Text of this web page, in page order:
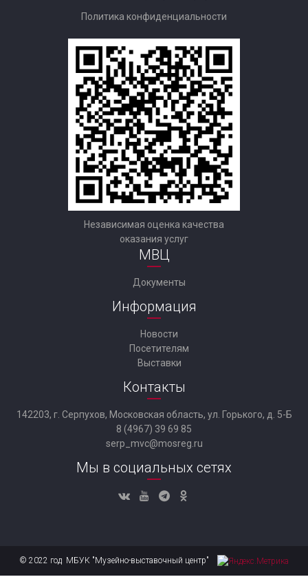
Политика конфиденциальности
Независимая оценка качества
оказания услуг
МВЦ
Документы
Информация
Новости
Посетителям
Выставки
Контакты
142203, г. Серпухов, Московская область, ул. Горького, д. 5-Б
8 (4967) 39 69 85
serp_mvc@mosreg.ru
Мы в социальных сетях
© 2022 год МБУК "Музейно-выставочный центр"